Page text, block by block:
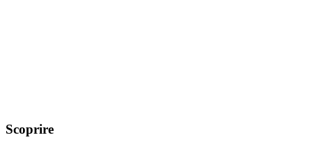
Scoprire